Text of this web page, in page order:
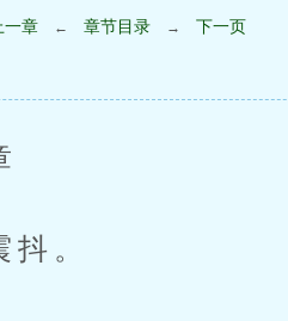
一章 ← 章节目录 → 下一页
。